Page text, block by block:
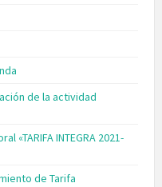
de la actividad
«TARIFA INTEGRA 2021-
de Tarifa